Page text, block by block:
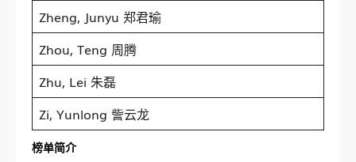
Zheng, Junyu 郑君瑜
Zhou, Teng 周腾
Zhu, Lei 朱磊
Zi, Yunlong 訾云龙
榜单简介